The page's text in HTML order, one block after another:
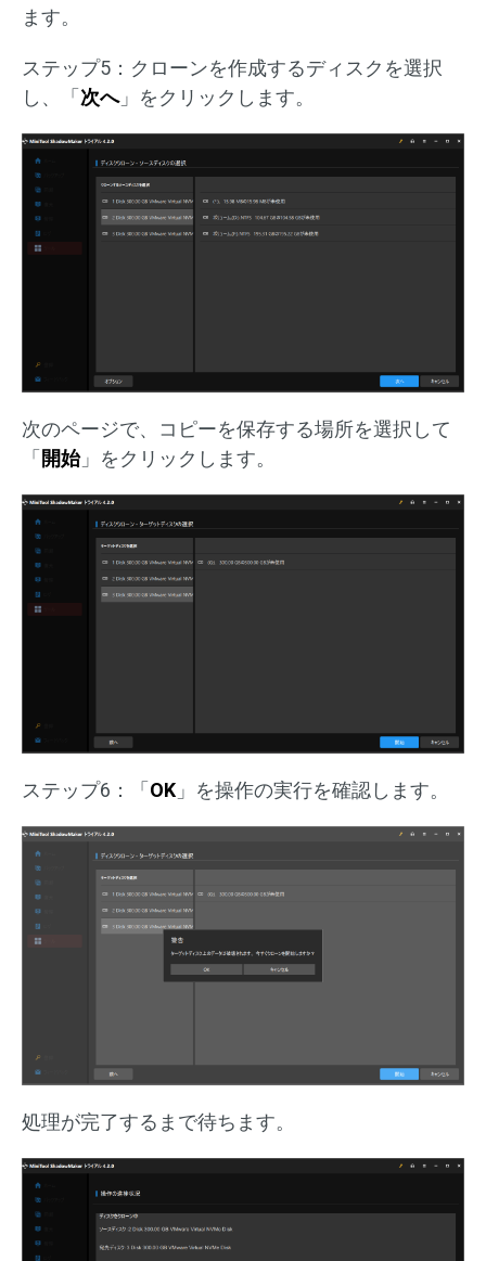
ます。
ステップ5：クローンを作成するディスクを選択
し、「次へ」をクリックします。
次のページで、コピーを保存する場所を選択して
「開始」をクリックします。
ステップ6：「OK 」を操作の実行を確認します。
処理が完了するまで待ちます。